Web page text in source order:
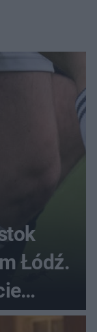
Łódź.